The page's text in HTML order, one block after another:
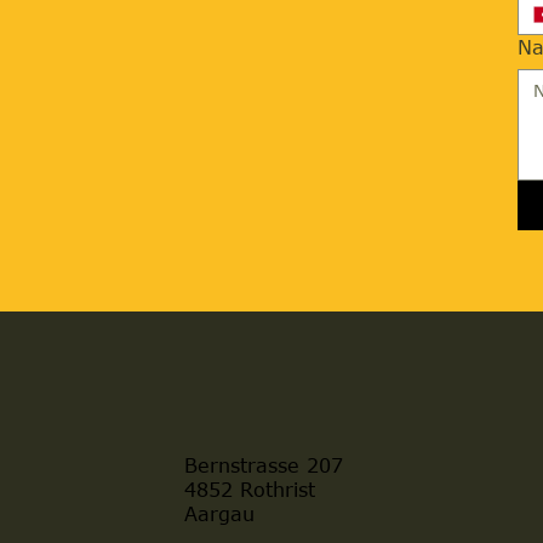
Bernstrasse 207
4852 Rothrist
Aargau